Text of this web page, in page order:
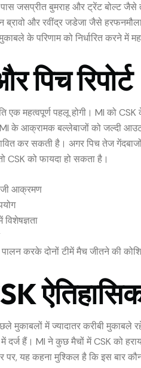
जसप्रीत बुमराह और ट्रेंट बोल्ट
और रवींद्र जडेजा जैसे
के परिणाम को निर्धारित करने में
पिच रिपोर्ट
एक महत्वपूर्ण पहलू होगी। MI को
MI के आक्रामक बल्लेबाजों को जल्दी आउट
कर सकती है। अगर पिच तेज
CSK को फायदा हो सकता है।
आक्रमण
करके दोनों टीमें मैच जीतने की
मुकाबलों में ज्यादातर करीबी
दर्ज हैं। MI ने कुछ मैचों में CSK को
पर, यह कहना मुश्किल है कि इस बार